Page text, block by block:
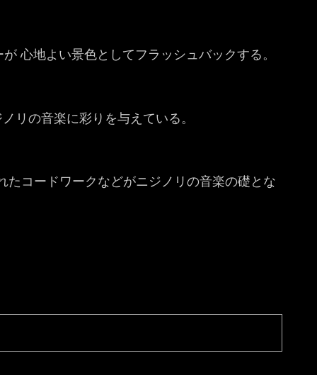
心地よい景色としてフラッシュバックする。
リの音楽に彩りを与えている。
コードワークなどがニジノリの音楽の礎とな